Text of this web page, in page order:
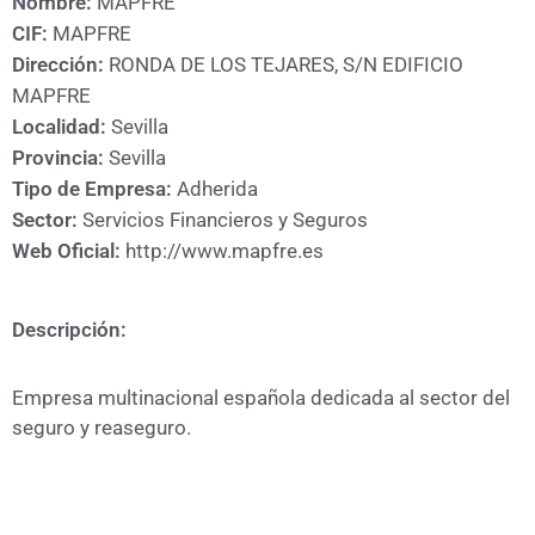
A
CÁMARA
CIF: MAPFRE
Dirección: RONDA DE LOS TEJARES, S/N EDIFICIO
MAPFRE
Localidad: Sevilla
Provincia: Sevilla
Tipo de Empresa: Adherida
Sector: Servicios Financieros y Seguros
Web Oficial: http://www.mapfre.es
Descripción:
Empresa multinacional española dedicada al sector del
seguro y reaseguro.